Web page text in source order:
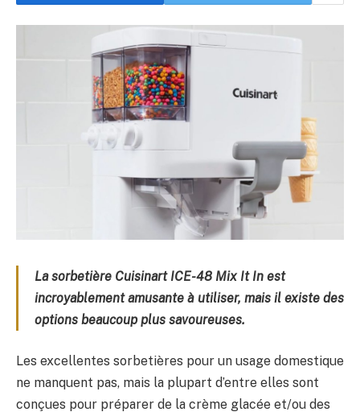
La sorbetière Cuisinart ICE-48 Mix It In est
incroyablement amusante à utiliser, mais il existe des
options beaucoup plus savoureuses.
Les excellentes sorbetières pour un usage domestique
ne manquent pas, mais la plupart d’entre elles sont
conçues pour préparer de la crème glacée et/ou des